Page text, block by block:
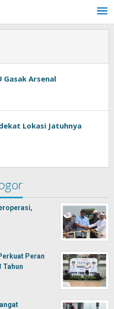
Gasak Arsenal
Lokasi Jatuhnya
Peran
Tahun